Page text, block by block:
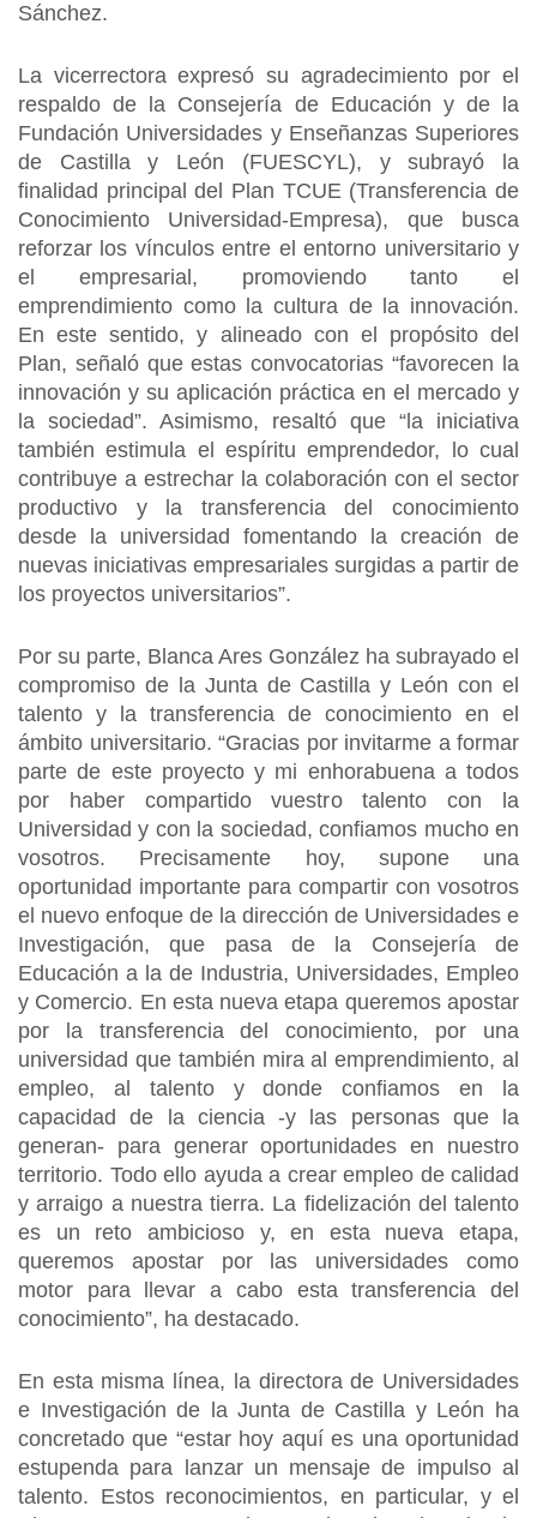
Sánchez.
La vicerrectora expresó su agradecimiento por el
respaldo de la Consejería de Educación y de la
Fundación Universidades y Enseñanzas Superiores
de Castilla y León (FUESCYL), y subrayó la
finalidad principal del Plan TCUE (Transferencia de
Conocimiento Universidad-Empresa), que busca
reforzar los vínculos entre el entorno universitario y
el empresarial, promoviendo tanto el
emprendimiento como la cultura de la innovación.
En este sentido, y alineado con el propósito del
Plan, señaló que estas convocatorias “favorecen la
innovación y su aplicación práctica en el mercado y
la sociedad”. Asimismo, resaltó que “la iniciativa
también estimula el espíritu emprendedor, lo cual
contribuye a estrechar la colaboración con el sector
productivo y la transferencia del conocimiento
desde la universidad fomentando la creación de
nuevas iniciativas empresariales surgidas a partir de
los proyectos universitarios”.
Por su parte, Blanca Ares González ha subrayado el
compromiso de la Junta de Castilla y León con el
talento y la transferencia de conocimiento en el
ámbito universitario. “Gracias por invitarme a formar
parte de este proyecto y mi enhorabuena a todos
por haber compartido vuestro talento con la
Universidad y con la sociedad, confiamos mucho en
vosotros. Precisamente hoy, supone una
oportunidad importante para compartir con vosotros
el nuevo enfoque de la dirección de Universidades e
Investigación, que pasa de la Consejería de
Educación a la de Industria, Universidades, Empleo
y Comercio. En esta nueva etapa queremos apostar
por la transferencia del conocimiento, por una
universidad que también mira al emprendimiento, al
empleo, al talento y donde confiamos en la
capacidad de la ciencia -y las personas que la
generan- para generar oportunidades en nuestro
territorio. Todo ello ayuda a crear empleo de calidad
y arraigo a nuestra tierra. La fidelización del talento
es un reto ambicioso y, en esta nueva etapa,
queremos apostar por las universidades como
motor para llevar a cabo esta transferencia del
conocimiento”, ha destacado.
En esta misma línea, la directora de Universidades
e Investigación de la Junta de Castilla y León ha
concretado que “estar hoy aquí es una oportunidad
estupenda para lanzar un mensaje de impulso al
talento. Estos reconocimientos, en particular, y el